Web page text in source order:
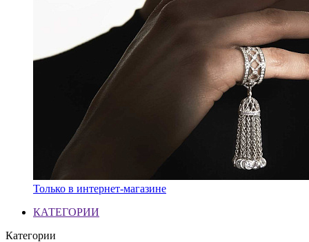
Только в интернет-магазине
КАТЕГОРИИ
Категории